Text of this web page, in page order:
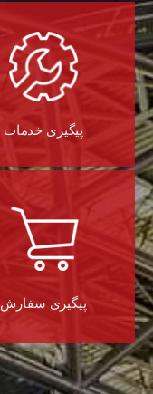
پیگیری خدمات
پیگیری سفارش